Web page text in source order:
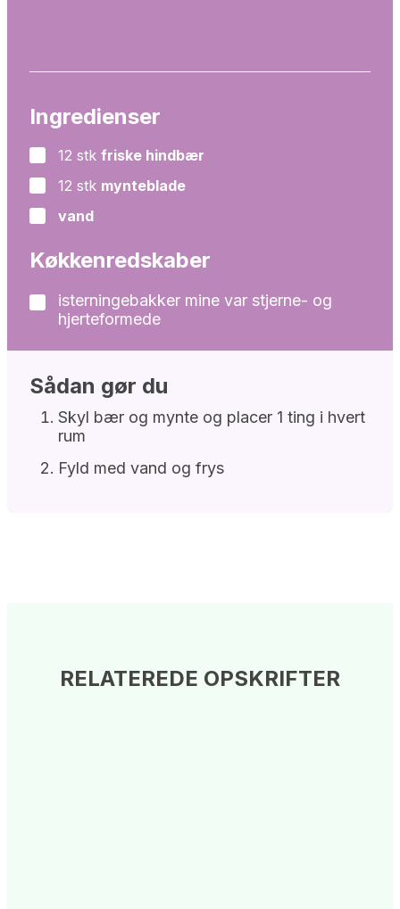
Ingredienser
▢
12 stk friske hindbær
▢
12 stk mynteblade
▢
vand
Køkkenredskaber
▢
isterningebakker mine var stjerne- og
hjerteformede
Sådan gør du
Skyl bær og mynte og placer 1 ting i hvert
rum
Fyld med vand og frys
RELATEREDE OPSKRIFTER